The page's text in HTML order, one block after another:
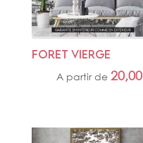
FORET VIERGE
A partir de 20,00